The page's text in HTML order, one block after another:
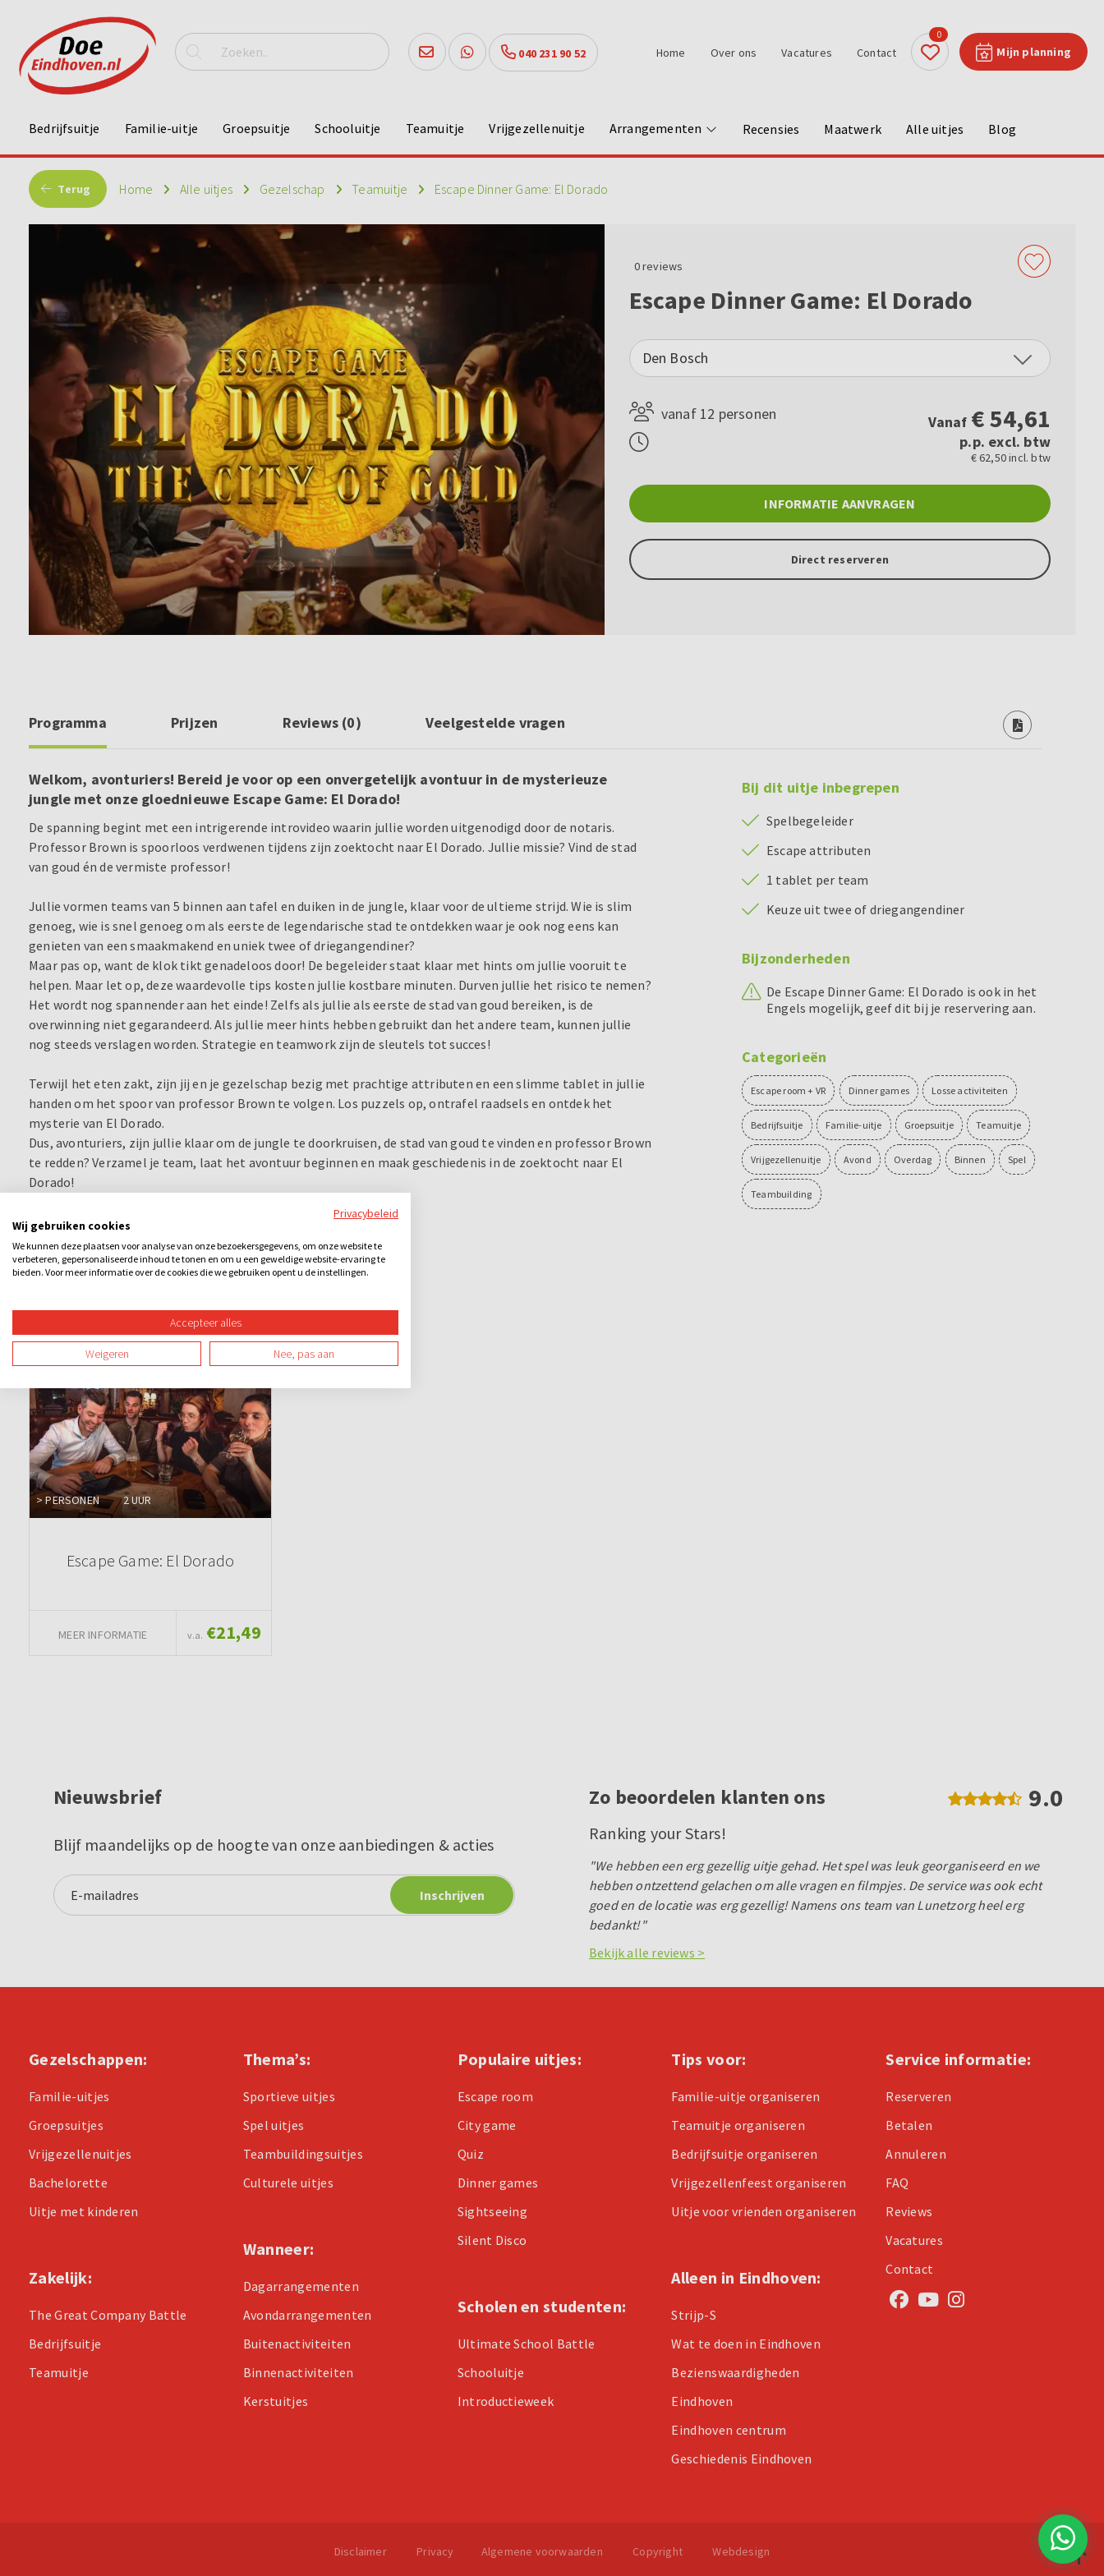
040 231 90 52 Mijn planning
0
Home Over ons Vacatures Contact
Bedrijfsuitje Familie-uitje Groepsuitje Schooluitje Teamuitje Vrijgezellenuitje Arrangementen Recensies Maatwerk Alle uitjes Blog
Terug Home Alle uitjes Gezelschap Teamuitje Escape Dinner Game: El Dorado
0reviews
Escape Dinner Game: El Dorado
Den Bosch
vanaf 12 personen Vanaf €54,61
p.p. excl. btw
€ 62,50 incl. btw
INFORMATIE AANVRAGEN
Direct reserveren
Programma Prijzen Reviews (0) Veelgestelde vragen
Welkom, avonturiers! Bereid je voor op een onvergetelijk avontuur in de mysterieuze
jungle met onze gloednieuwe Escape Game: El Dorado!
De spanning begint met een intrigerende introvideo waarin jullie worden uitgenodigd door de notaris.
Professor Brown is spoorloos verdwenen tijdens zijn zoektocht naar El Dorado. Jullie missie? Vind de stad
van goud én de vermiste professor!
Jullie vormen teams van 5 binnen aan tafel en duiken in de jungle, klaar voor de ultieme strijd. Wie is slim
genoeg, wie is snel genoeg om als eerste de legendarische stad te ontdekken waar je ook nog eens kan
genieten van een smaakmakend en uniek twee of driegangendiner?
Maar pas op, want de klok tikt genadeloos door! De begeleider staat klaar met hints om jullie vooruit te
helpen. Maar let op, deze waardevolle tips kosten jullie kostbare minuten. Durven jullie het risico te nemen?
Het wordt nog spannender aan het einde! Zelfs als jullie als eerste de stad van goud bereiken, is de
overwinning niet gegarandeerd. Als jullie meer hints hebben gebruikt dan het andere team, kunnen jullie
nog steeds verslagen worden. Strategie en teamwork zijn de sleutels tot succes!
Terwijl het eten zakt, zijn jij en je gezelschap bezig met prachtige attributen en een slimme tablet in jullie
handen om het spoor van professor Brown te volgen. Los puzzels op, ontrafel raadsels en ontdek het
mysterie van El Dorado.
Dus, avonturiers, zijn jullie klaar om de jungle te doorkruisen, de stad van goud te vinden en professor Brown
te redden? Verzamel je team, laat het avontuur beginnen en maak geschiedenis in de zoektocht naar El
Dorado!
Bij dit uitje inbegrepen
Spelbegeleider
Escape attributen
1 tablet per team
Keuze uit twee of driegangendiner
Bijzonderheden
De Escape Dinner Game: El Dorado is ook in het
Engels mogelijk, geef dit bij je reservering aan.
Categorieën
Escape room + VR Dinner games Losse activiteiten
Bedrijfsuitje Familie-uitje Groepsuitje Teamuitje
Vrijgezellenuitje Avond Overdag Binnen Spel
Teambuilding
> PERSONEN 2 UUR
Escape Game: El Dorado
MEER INFORMATIE v.a. €21,49
Nieuwsbrief
Blijf maandelijks op de hoogte van onze aanbiedingen & acties
Zo beoordelen klanten ons 9.0
Ranking your Stars!
"We hebben een erg gezellig uitje gehad. Het spel was leuk georganiseerd en we
hebben ontzettend gelachen om alle vragen en filmpjes. De service was ook echt
goed en de locatie was erg gezellig! Namens ons team van Lunetzorg heel erg
bedankt!"
Bekijk alle reviews >
Gezelschappen:
Familie-uitjes
Groepsuitjes
Vrijgezellenuitjes
Bachelorette
Uitje met kinderen
Zakelijk:
The Great Company Battle
Bedrijfsuitje
Teamuitje
Thema’s:
Sportieve uitjes
Spel uitjes
Teambuildingsuitjes
Culturele uitjes
Wanneer:
Dagarrangementen
Avondarrangementen
Buitenactiviteiten
Binnenactiviteiten
Kerstuitjes
Populaire uitjes:
Escape room
City game
Quiz
Dinner games
Sightseeing
Silent Disco
Scholen en studenten:
Ultimate School Battle
Schooluitje
Introductieweek
Tips voor:
Familie-uitje organiseren
Teamuitje organiseren
Bedrijfsuitje organiseren
Vrijgezellenfeest organiseren
Uitje voor vrienden organiseren
Alleen in Eindhoven:
Strijp-S
Wat te doen in Eindhoven
Bezienswaardigheden
Eindhoven
Eindhoven centrum
Geschiedenis Eindhoven
Service informatie:
Reserveren
Betalen
Annuleren
FAQ
Reviews
Vacatures
Contact
Disclaimer Privacy Algemene voorwaarden Copyright Webdesign
Privacybeleid
Wij gebruiken cookies
We kunnen deze plaatsen voor analyse van onze bezoekersgegevens, om onze website te
verbeteren, gepersonaliseerde inhoud te tonen en om u een geweldige website-ervaring te
bieden. Voor meer informatie over de cookies die we gebruiken opent u de instellingen.
Accepteer alles
Weigeren Nee, pas aan